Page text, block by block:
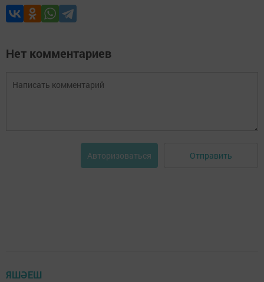
Нет комментариев
Авторизоваться Отправить
ЯШӘЕШ